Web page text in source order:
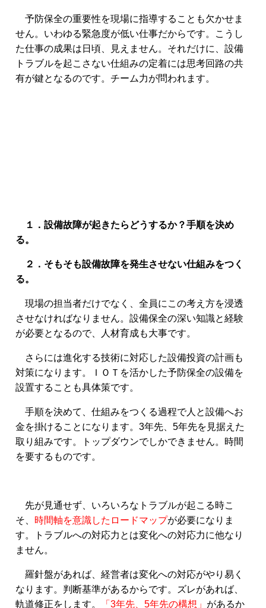
予防保全の重要性を現場に指導することも欠かせま
せん。いわゆる緊急度が低い仕事だからです。こうし
た仕事の成果は日頃、見えません。それだけに、設備
トラブルを起こさない仕組みの定着には思考回路の共
有が鍵となるのです。チーム力が問われます。
１．設備故障が起きたらどうするか？手順を決め
る。
２．そもそも設備故障を発生させない仕組みをつく
る。
現場の担当者だけでなく、全員にこの考え方を浸透
させなければなりません。設備保全の深い知識と経験
が必要となるので、人材育成も大事です。
さらには進化する技術に対応した設備投資の計画も
対策になります。ＩＯＴを活かした予防保全の設備を
設置することも具体策です。
手順を決めて、仕組みをつくる過程で人と設備へお
金を掛けることになります。3年先、5年先を見据えた
取り組みです。トップダウンでしかできません。時間
を要するものです。
先が見通せず、いろいろなトラブルが起こる時こ
そ、 時間軸を意識したロードマップが必要になりま
す。トラブルへの対応力とは変化への対応力に他なり
ません。
羅針盤があれば、経営者は変化への対応がやり易く
なります。判断基準があるからです。ズレがあれば、
軌道修正をします。
「3年先、5年先の構想」 があるか